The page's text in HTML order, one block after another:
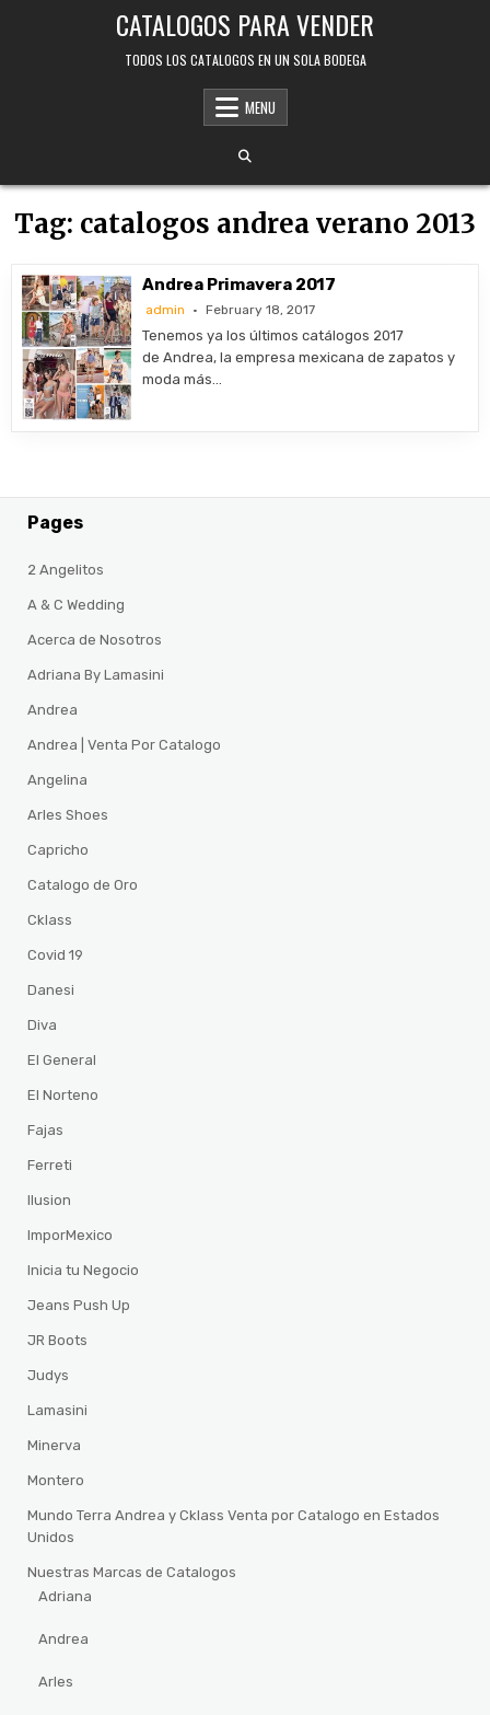
CATALOGOS PARA VENDER
TODOS LOS CATALOGOS EN UN SOLA BODEGA
MENU
Tag: catalogos andrea verano 2013
Andrea Primavera 2017
admin February 18, 2017
Tenemos ya los últimos catálogos 2017
de Andrea, la empresa mexicana de zapatos y
moda más…
Pages
2 Angelitos
A & C Wedding
Acerca de Nosotros
Adriana By Lamasini
Andrea
Andrea | Venta Por Catalogo
Angelina
Arles Shoes
Capricho
Catalogo de Oro
Cklass
Covid 19
Danesi
Diva
El General
El Norteno
Fajas
Ferreti
Ilusion
ImporMexico
Inicia tu Negocio
Jeans Push Up
JR Boots
Judys
Lamasini
Minerva
Montero
Mundo Terra Andrea y Cklass Venta por Catalogo en Estados
Unidos
Nuestras Marcas de Catalogos
Adriana
Andrea
Arles